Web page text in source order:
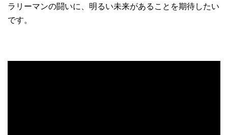
ラリーマンの闘いに、明るい未来があることを期待したい
です。